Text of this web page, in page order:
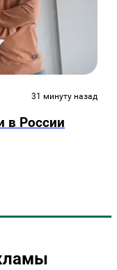
31 минуту назад
в России